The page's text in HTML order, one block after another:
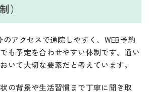
）
のアクセスで通院しやすく、WEB予約
も予定を合わせやすい体制です。通い
いて大切な要素だと考えています。
の背景や生活習慣まで丁寧に聞き取